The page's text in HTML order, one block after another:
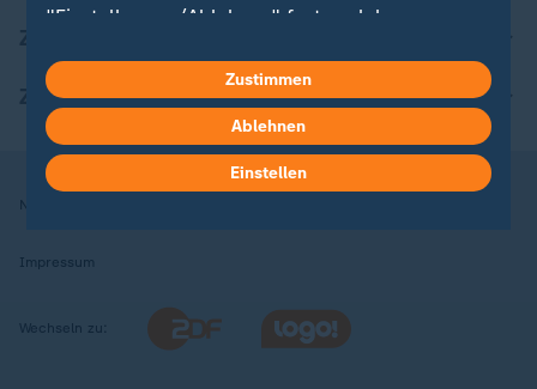
ZDFheute Apps
Nutzungsbedingungen
Impressum
Wechseln zu:
"Einstellungen/Ablehnen" fest, welchen
welchen nicht. Deine Datenschutzeinstellungen
kannst du jederzeit mit Wirkung für die Zukunft
in deinen Einstellungen widerrufen oder ändern.
Hier findest du das Impressum.
Zustimmen
Ablehnen
Einstellen